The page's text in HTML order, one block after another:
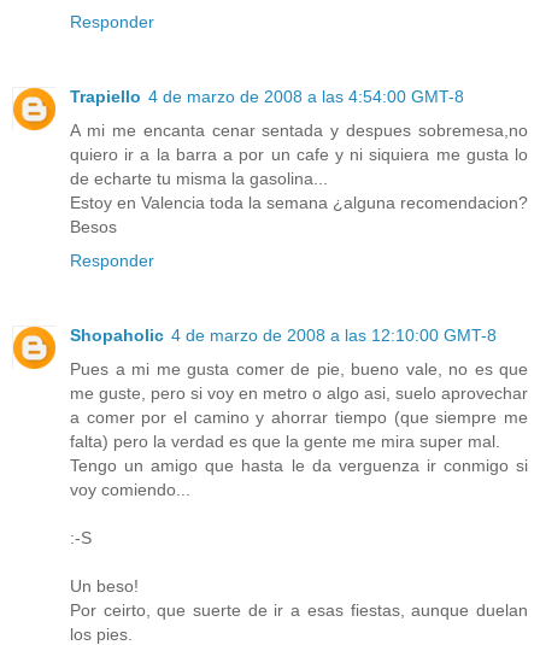
Responder
Trapiello 4 de marzo de 2008 a las 4:54:00 GMT-8
A mi me encanta cenar sentada y despues sobremesa,no
quiero ir a la barra a por un cafe y ni siquiera me gusta lo
de echarte tu misma la gasolina...
Estoy en Valencia toda la semana ¿alguna recomendacion?
Besos
Responder
Shopaholic 4 de marzo de 2008 a las 12:10:00 GMT-8
Pues a mi me gusta comer de pie, bueno vale, no es que
me guste, pero si voy en metro o algo asi, suelo aprovechar
a comer por el camino y ahorrar tiempo (que siempre me
falta) pero la verdad es que la gente me mira super mal.
Tengo un amigo que hasta le da verguenza ir conmigo si
voy comiendo...
:-S
Un beso!
Por ceirto, que suerte de ir a esas fiestas, aunque duelan
los pies.